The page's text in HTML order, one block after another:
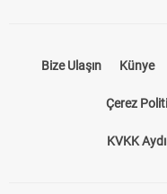
Bize Ulaşın Künye
Çerez
KVKK